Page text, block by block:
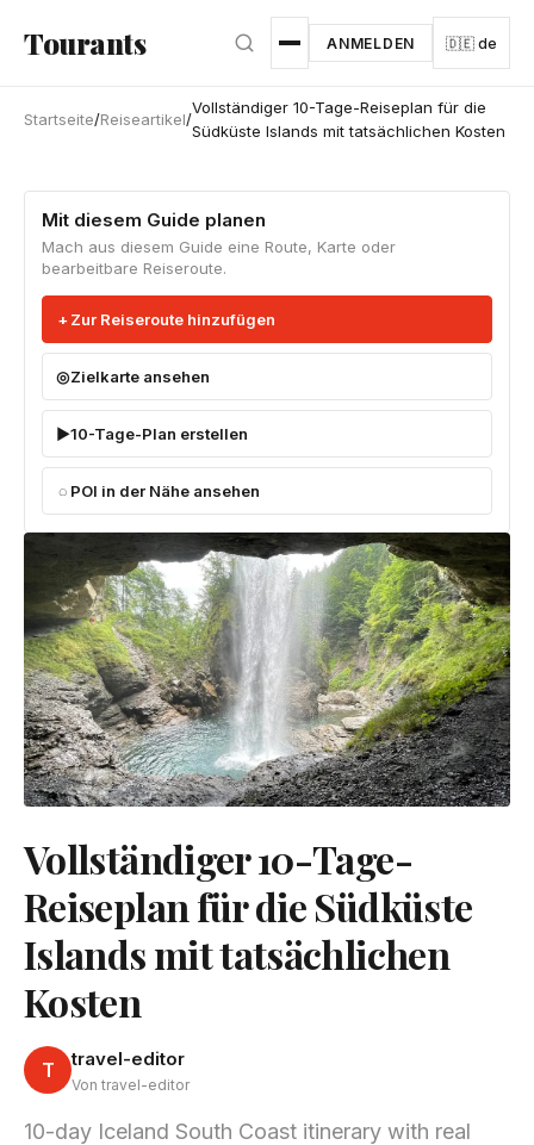
Tourants ANMELDEN 🇩🇪 de
Startseite/Reiseartikel/
Vollständiger 10-Tage-Reiseplan für die
Südküste Islands mit tatsächlichen Kosten
Mit diesem Guide planen
Mach aus diesem Guide eine Route, Karte oder
bearbeitbare Reiseroute.
Zur Reiseroute hinzufügen
Zielkarte ansehen
10-Tage-Plan erstellen
POI in der Nähe ansehen
Vollständiger 10-Tage-
Reiseplan für die Südküste
Islands mit tatsächlichen
Kosten
T travel-editor
Von travel-editor
10-day Iceland South Coast itinerary with real